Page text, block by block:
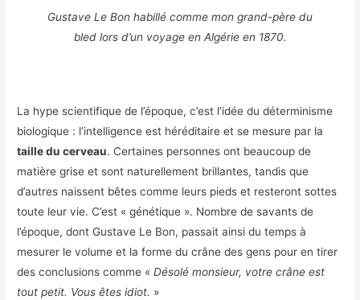
Gustave Le Bon habillé comme mon grand-père du
bled lors d’un voyage en Algérie en 1870.
La hype scientifique de l’époque, c’est l’idée du déterminisme
biologique : l’intelligence est héréditaire et se mesure par la
taille du cerveau. Certaines personnes ont beaucoup de
matière grise et sont naturellement brillantes, tandis que
d’autres naissent bêtes comme leurs pieds et resteront sottes
toute leur vie. C’est « génétique ». Nombre de savants de
l’époque, dont Gustave Le Bon, passait ainsi du temps à
mesurer le volume et la forme du crâne des gens pour en tirer
des conclusions comme «Désolé monsieur, votre crâne est
tout petit. Vous êtes idiot. »